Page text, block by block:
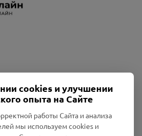
cookies и улучшении
опыта на Сайте
работы Сайта и анализа
мы используем cookies и